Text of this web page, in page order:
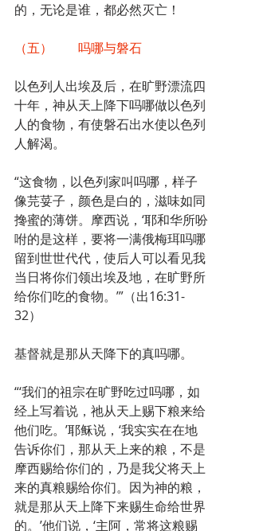
的，无论是谁，都必然灭亡！
（五）	吗哪与磐石
以色列人出埃及后，在旷野漂流四
十年，神从天上降下吗哪做以色列
人的食物，有使磐石出水使以色列
人解渴。
“这食物，以色列家叫吗哪，样子
像芫荽子，颜色是白的，滋味如同
搀蜜的薄饼。摩西说，‘耶和华所吩
咐的是这样，要将一满俄梅珥吗哪
留到世世代代，使后人可以看见我
当日将你们领出埃及地，在旷野所
给你们吃的食物。’”（出16:31-
32）
基督就是那从天降下的真吗哪。
“‘我们的祖宗在旷野吃过吗哪，如
经上写着说，祂从天上赐下粮来给
他们吃。’耶稣说，‘我实实在在地
告诉你们，那从天上来的粮，不是
摩西赐给你们的，乃是我父将天上
来的真粮赐给你们。因为神的粮，
就是那从天上降下来赐生命给世界
的。’他们说，‘主阿，常将这粮赐